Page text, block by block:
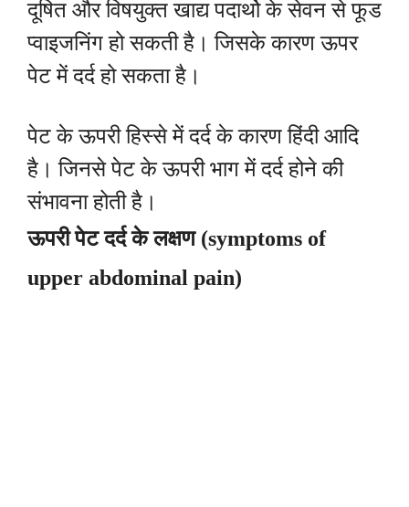
दूषित और विषयुक्त खाद्य पदार्थो के सेवन से फूड
प्वाइजनिंग हो सकती है। जिसके कारण ऊपर
पेट में दर्द हो सकता है।
पेट के ऊपरी हिस्से में दर्द के कारण हिंदी आदि
है। जिनसे पेट के ऊपरी भाग में दर्द होने की
संभावना होती है।
ऊपरी पेट दर्द के लक्षण (symptoms of
upper abdominal pain)